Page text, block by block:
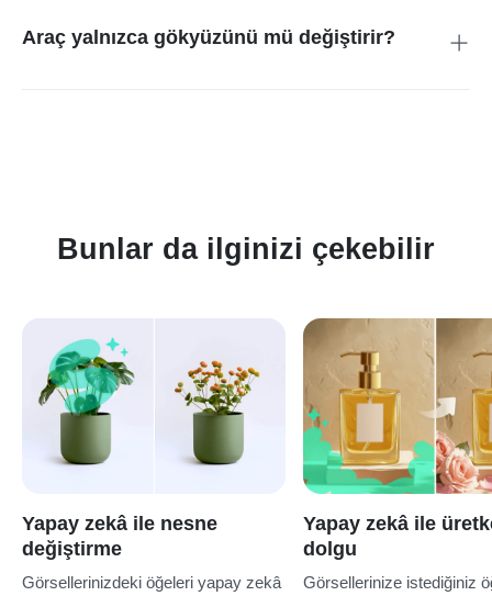
elde edersiniz.
Araç yalnızca gökyüzünü mü değiştirir?
Bunlar da ilginizi çekebilir
Yapay zekâ ile nesne
değiştirme
Görsellerinizdeki öğeleri yapay zekâ
Yapay zekâ ile
dolgu
Görsellerinize istediğiniz